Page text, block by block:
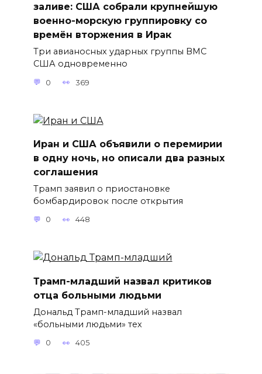
заливе: США собрали крупнейшую
военно-морскую группировку со
времён вторжения в Ирак
Три авианосных ударных группы ВМС
США одновременно
0 369
Иран и США объявили о перемирии
в одну ночь, но описали два разных
соглашения
Трамп заявил о приостановке
бомбардировок после открытия
0 448
Трамп-младший назвал критиков
отца больными людьми
Дональд Трамп-младший назвал
«больными людьми» тех
0 405